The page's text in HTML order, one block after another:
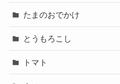
たまのおでかけ
とうもろこし
トマト